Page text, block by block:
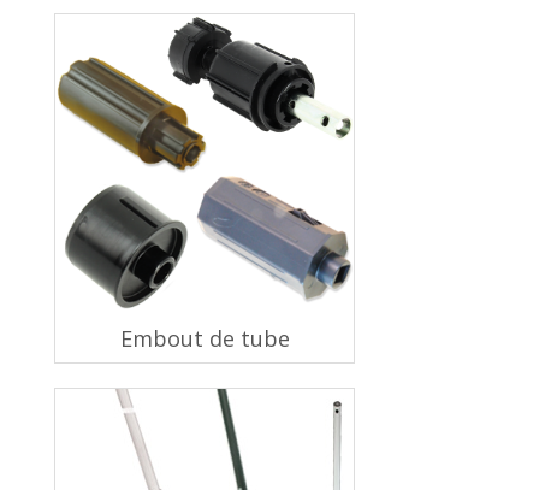
Embout de tube